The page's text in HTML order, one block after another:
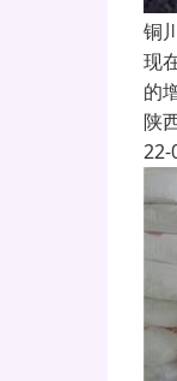
铜
现
的
陕
22-